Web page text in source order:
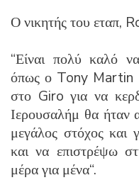
Ο νικητής του εταπ,
“Είναι πολύ καλό
όπως ο Tony
στο Giro για να
Ιερουσαλήμ θα ήταν
μεγάλος στόχος και
και να επιστρέψω
μέρα για μένα“.